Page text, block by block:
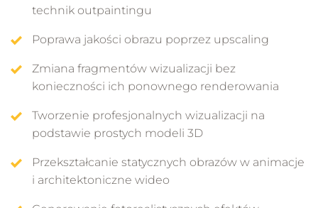
edycja, rozszerzanie kadrów i upiększanie
obrazów
Poznaj techniki pozwalające na precyzyjną
edycję obrazów, darmową alternatywę dla
Photoshopa
. W ForgeUI z łatwością naprawisz,
zmienisz lub rozszerzysz wizualizacje przy pomocy
04.02 - Seed
04.03 - Rozdzielczość
9 min 11 s
04.04 - Ustawienia
technik outpaintingu
Poprawa jakości obrazu poprzez upscaling
Zmiana fragmentów wizualizacji bez
konieczności ich ponownego renderowania
Tworzenie profesjonalnych wizualizacji na
podstawie prostych modeli 3D
Przekształcanie statycznych obrazów w animacje
i architektoniczne wideo